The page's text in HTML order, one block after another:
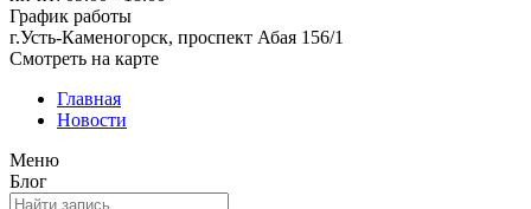
График работы
г.Усть-Каменогорск, проспект Абая 156/1
Смотреть на карте
Главная
Новости
Меню
Блог